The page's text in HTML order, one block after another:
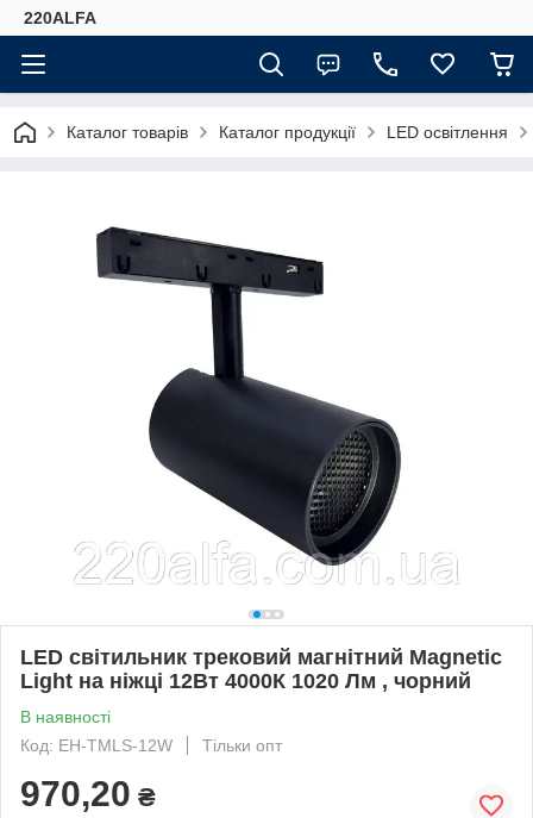
220ALFA
Каталог товарів Каталог продукції LED освітлення
LED світильник трековий магнітний Magnetic
Light на ніжці 12Вт 4000К 1020 Лм , чорний
В наявності
Код: EH-TMLS-12W
Тільки опт
970,20 ₴